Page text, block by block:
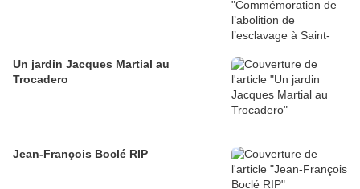
Un jardin Jacques Martial au
Trocadero
Jean-François Boclé RIP